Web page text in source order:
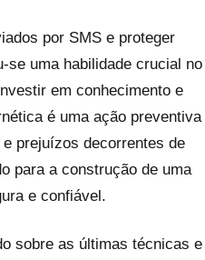
por SMS e proteger
se uma habilidade crucial no
em conhecimento e
é uma ação preventiva
prejuízos decorrentes de
para a construção de uma
e confiável.
sobre as últimas técnicas e